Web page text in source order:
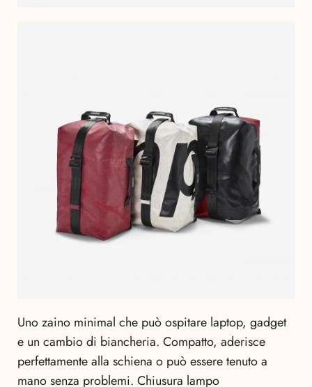
Uno zaino minimal che può ospitare laptop, gadget
e un cambio di biancheria. Compatto, aderisce
perfettamente alla schiena o può essere tenuto a
mano senza problemi. Chiusura lampo